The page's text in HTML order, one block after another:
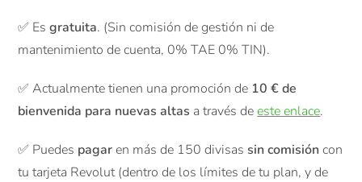
✅ Esgratuita. (Sin comisión de gestión ni de
mantenimiento de cuenta, 0% TAE 0% TIN).
✅ Actualmente tienen una promoción de 10 € de
bienvenida para nuevas altas a través deeste enlace.
✅ Puedes pagaren más de 150 divisassin comisión con
tu tarjeta Revolut (dentro de los límites de tu plan, y de